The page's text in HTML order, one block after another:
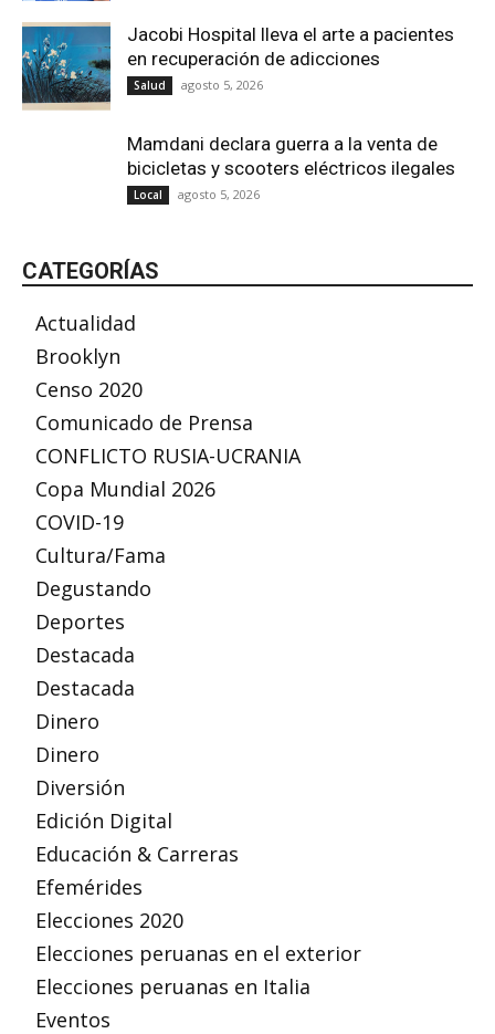
Jacobi Hospital lleva el arte a pacientes
en recuperación de adicciones
Salud agosto 5, 2026
Mamdani declara guerra a la venta de
bicicletas y scooters eléctricos ilegales
Local agosto 5, 2026
CATEGORÍAS
Actualidad
Brooklyn
Censo 2020
Comunicado de Prensa
CONFLICTO RUSIA-UCRANIA
Copa Mundial 2026
COVID-19
Cultura/Fama
Degustando
Deportes
Destacada
Destacada
Dinero
Dinero
Diversión
Edición Digital
Educación & Carreras
Efemérides
Elecciones 2020
Elecciones peruanas en el exterior
Elecciones peruanas en Italia
Eventos